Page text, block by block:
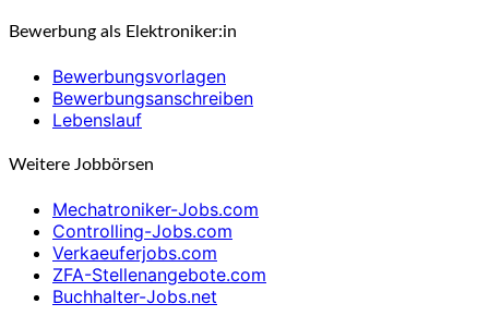
Bewerbung als Elektroniker:in
Bewerbungsvorlagen
Bewerbungsanschreiben
Lebenslauf
Weitere Jobbörsen
Mechatroniker-Jobs.com
Controlling-Jobs.com
Verkaeuferjobs.com
ZFA-Stellenangebote.com
Buchhalter-Jobs.net